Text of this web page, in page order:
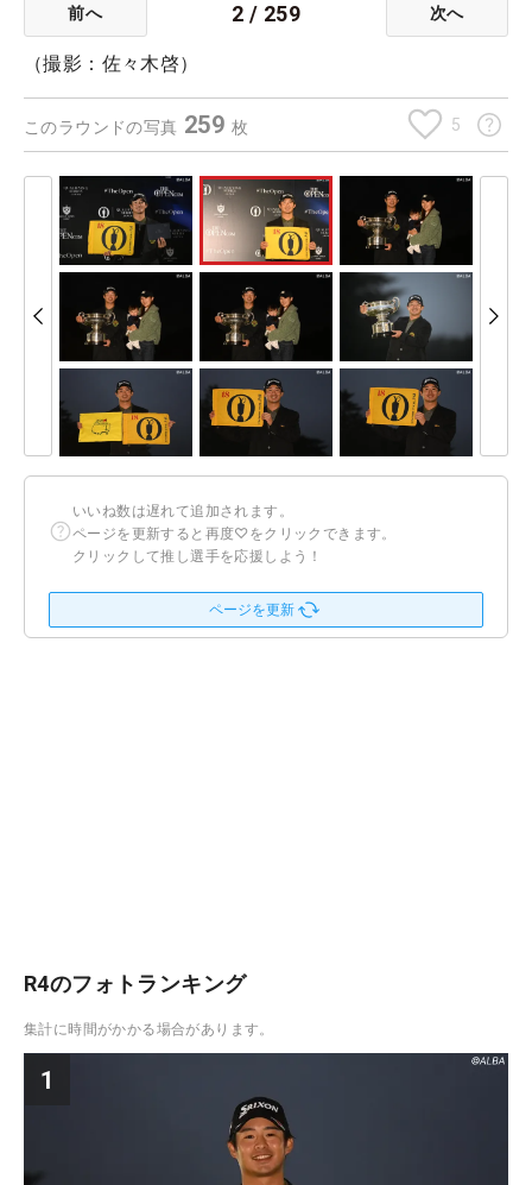
前へ 2 / 259 次へ
（撮影：佐々木啓）
このラウンドの写真 259 枚 5
いいね数は遅れて追加されます。
ページを更新すると再度♡をクリックできます。
クリックして推し選手を応援しよう！
ページを更新
R4のフォトランキング
集計に時間がかかる場合があります。
1